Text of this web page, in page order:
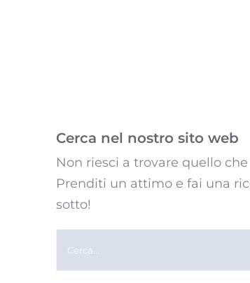
Cerca nel nostro sito web
Non riesci a trovare quello che
Prenditi un attimo e fai una
sotto!